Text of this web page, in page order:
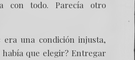
con todo. Parecía otro
era una condición injusta,
había que elegir? Entregar